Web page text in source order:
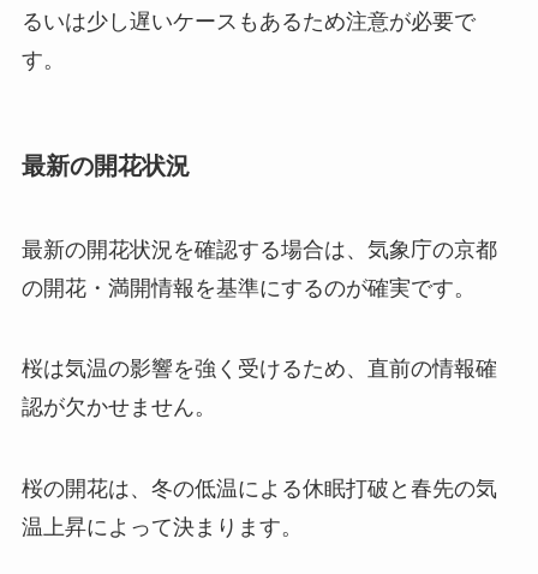
るいは少し遅いケースもあるため注意が必要で
す。
最新の開花状況
最新の開花状況を確認する場合は、気象庁の京都
の開花・満開情報を基準にするのが確実です。
桜は気温の影響を強く受けるため、直前の情報確
認が欠かせません。
桜の開花は、冬の低温による休眠打破と春先の気
温上昇によって決まります。